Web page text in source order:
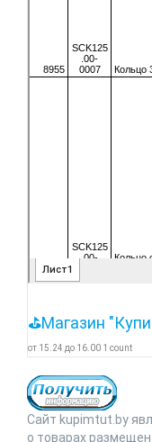
⛳Магазин
от 15.24 до 16.00 1 count
Сайт kupimtut.by
о товарах